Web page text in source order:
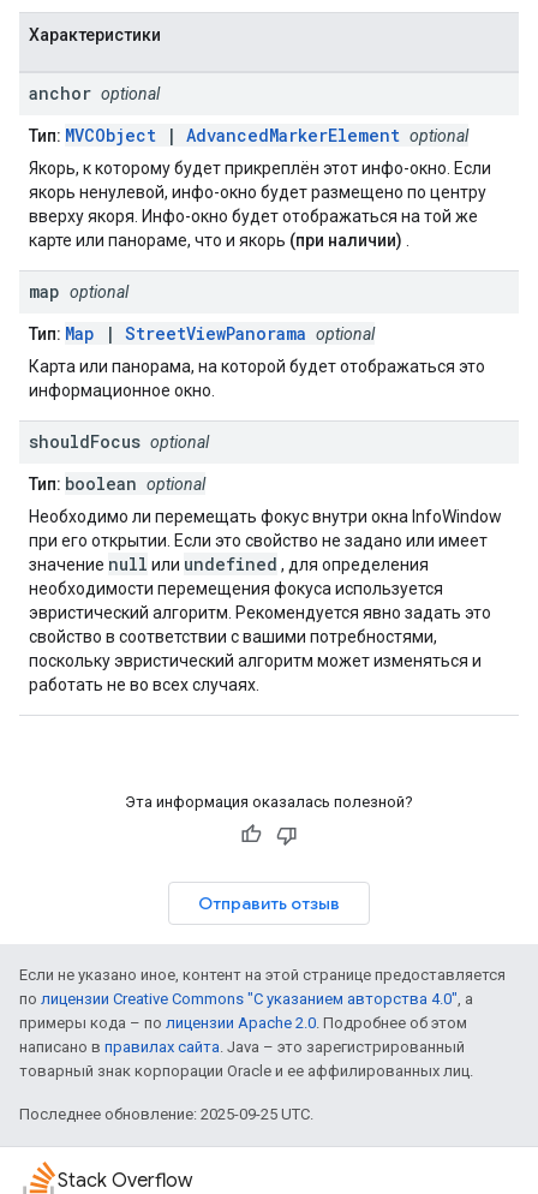
Характеристики
anchor optional
Тип: MVCObject | AdvancedMarkerElement optional
Якорь, к которому будет прикреплён этот инфо-окно. Если
якорь ненулевой, инфо-окно будет размещено по центру
вверху якоря. Инфо-окно будет отображаться на той же
карте или панораме, что и якорь (при наличии)
map optional
Тип: Map | StreetViewPanorama optional
Карта или панорама, на которой будет отображаться это
информационное окно.
shouldFocus optional
Тип: boolean optional
Необходимо ли перемещать фокус внутри окна InfoWindow
при его открытии. Если это свойство не задано или имеет
значение null или undefined , для определения
необходимости перемещения фокуса используется
эвристический алгоритм. Рекомендуется явно задать это
свойство в соответствии с вашими потребностями,
поскольку эвристический алгоритм может изменяться и
работать не во всех случаях.
Эта информация оказалась полезной?
Отправить отзыв
Если не указано иное, контент на этой странице предоставляется
по лицензии Creative Commons "С указанием авторства 4.0", а
примеры кода – по лицензии Apache 2.0. Подробнее об этом
написано в правилах сайта. Java – это зарегистрированный
товарный знак корпорации Oracle и ее аффилированных лиц.
Последнее обновление: 2025-09-25 UTC.
Stack Overflow